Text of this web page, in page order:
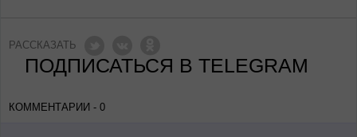
РАССКАЗАТЬ
ПОДПИСАТЬСЯ В TELEGRAM
КОММЕНТАРИИ - 0